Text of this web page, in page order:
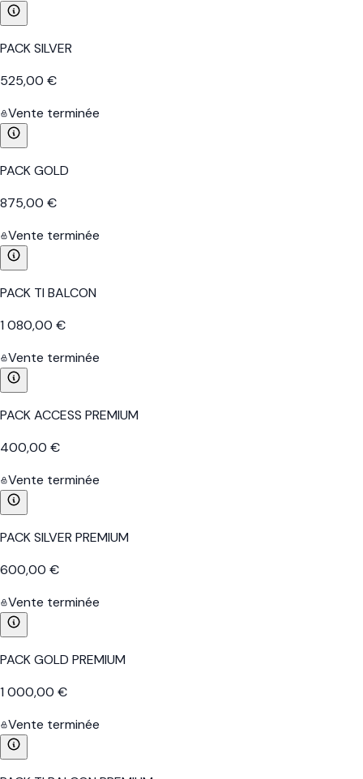
PACK SILVER
525,00 €
Vente terminée
PACK GOLD
875,00 €
Vente terminée
PACK TI BALCON
1 080,00 €
Vente terminée
PACK ACCESS PREMIUM
400,00 €
Vente terminée
PACK SILVER PREMIUM
600,00 €
Vente terminée
PACK GOLD PREMIUM
1 000,00 €
Vente terminée